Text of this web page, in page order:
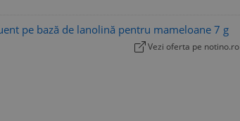
pe bază de lanolină pentru mameloane 7 g
Vezi oferta pe notino.ro